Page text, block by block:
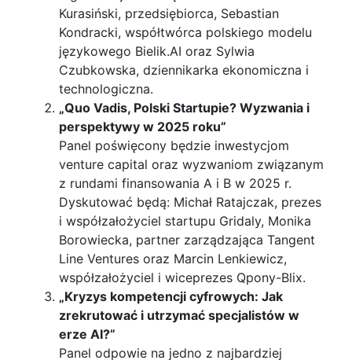
Kurasiński, przedsiębiorca, Sebastian
Kondracki, współtwórca polskiego modelu
językowego Bielik.AI oraz Sylwia
Czubkowska, dziennikarka ekonomiczna i
technologiczna.
„Quo Vadis, Polski Startupie? Wyzwania i
perspektywy w 2025 roku”
Panel poświęcony będzie inwestycjom
venture capital oraz wyzwaniom związanym
z rundami finansowania A i B w 2025 r.
Dyskutować będą: Michał Ratajczak, prezes
i współzałożyciel startupu Gridaly, Monika
Borowiecka, partner zarządzająca Tangent
Line Ventures oraz Marcin Lenkiewicz,
współzałożyciel i wiceprezes Qpony-Blix.
„Kryzys kompetencji cyfrowych: Jak
zrekrutować i utrzymać specjalistów w
erze AI?”
Panel odpowie na jedno z najbardziej